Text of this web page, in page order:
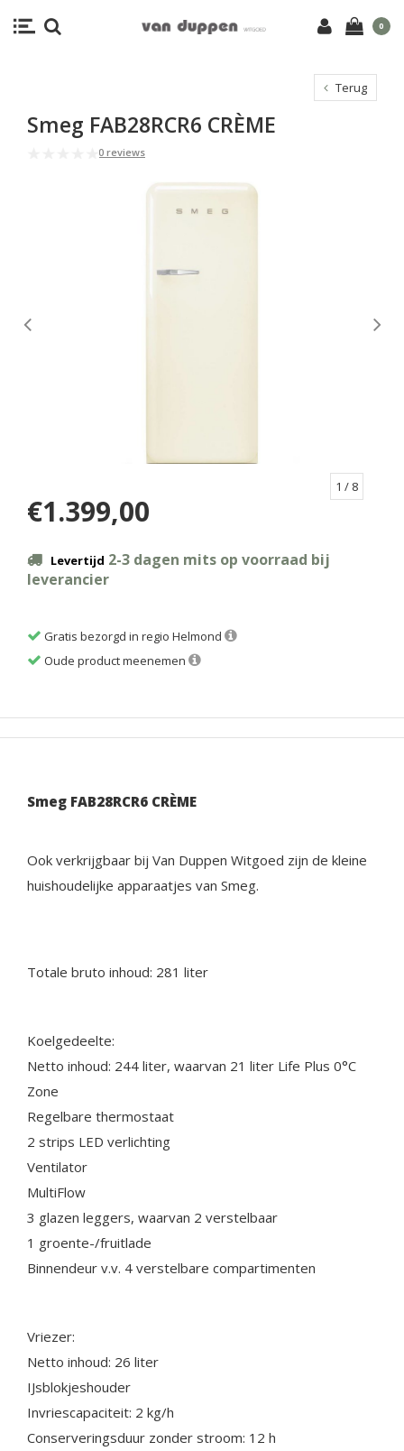
0
Terug
Smeg FAB28RCR6 CRÈME
0 reviews
1 / 8
€1.399,00
Levertijd 2-3 dagen mits op voorraad bij
leverancier
Gratis bezorgd in regio Helmond
Oude product meenemen
Smeg FAB28RCR6 CRÈME
Ook verkrijgbaar bij Van Duppen Witgoed zijn de kleine
huishoudelijke apparaatjes van Smeg.
Totale bruto inhoud: 281 liter
Koelgedeelte:
Netto inhoud: 244 liter, waarvan 21 liter Life Plus 0°C
Zone
Regelbare thermostaat
2 strips LED verlichting
Ventilator
MultiFlow
3 glazen leggers, waarvan 2 verstelbaar
1 groente-/fruitlade
Binnendeur v.v. 4 verstelbare compartimenten
Vriezer:
Netto inhoud: 26 liter
IJsblokjeshouder
Invriescapaciteit: 2 kg/h
Conserveringsduur zonder stroom: 12 h